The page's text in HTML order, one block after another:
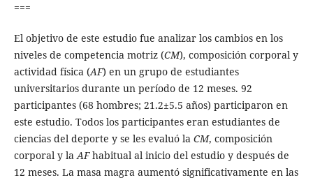
===
El objetivo de este estudio fue analizar los cambios en los
niveles de competencia motriz (CM), composición corporal y
actividad física (AF) en un grupo de estudiantes
universitarios durante un período de 12 meses. 92
participantes (68 hombres; 21.2±5.5 años) participaron en
este estudio. Todos los participantes eran estudiantes de
ciencias del deporte y se les evaluó la CM, composición
corporal y laAFhabitual al inicio del estudio y después de
12 meses. La masa magra aumentó significativamente en las